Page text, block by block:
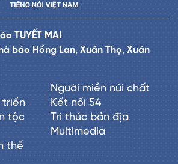
TUYẾT MAI
báo Hồng Lan, Xuân Thọ, Xuân
triển
tộc
thế
Người miền núi chất
Kết nối 54
Tri thức bản địa
Multimedia